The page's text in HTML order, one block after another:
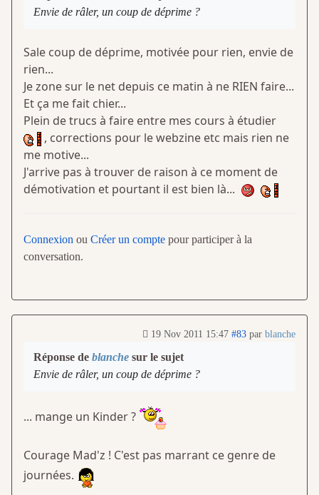
Envie de râler, un coup de déprime ?
Sale coup de déprime, motivée pour rien, envie de
rien...
Je zone sur le net depuis ce matin à ne RIEN faire...
Et ça me fait chier...
Plein de trucs à faire entre mes cours à étudier
, corrections pour le webzine etc mais rien ne
me motive...
J'arrive pas à trouver de raison à ce moment de
démotivation et pourtant il est bien là...
Connexion ou Créer un compte pour participer à la
conversation.
19 Nov 2011 15:47 #83 par blanche
Réponse de blanche sur le sujet
Envie de râler, un coup de déprime ?
... mange un Kinder ?
Courage Mad'z ! C'est pas marrant ce genre de
journées.